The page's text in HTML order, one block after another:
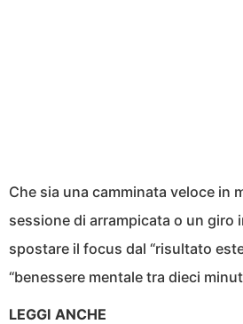
Che sia una camminata veloce in
sessione di arrampicata o un giro
spostare il focus dal “risultato
“benessere mentale tra dieci
LEGGI ANCHE